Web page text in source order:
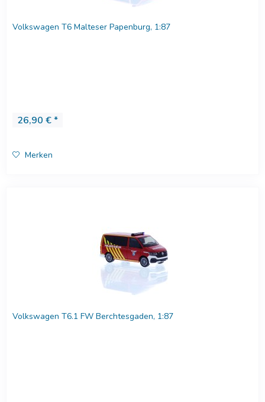
Volkswagen T6 Malteser Papenburg, 1:87
26,90 € *
Merken
Volkswagen T6.1 FW Berchtesgaden, 1:87